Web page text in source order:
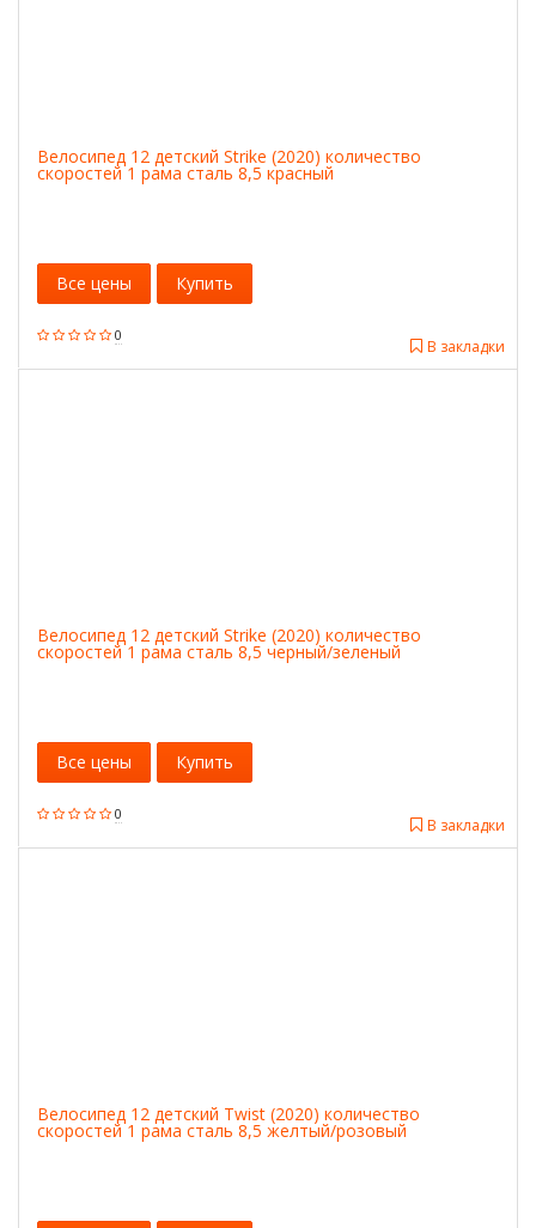
Велосипед 12 детский Strike (2020) количество
скоростей 1 рама сталь 8,5 красный
0
В закладки
Все цены Купить
Велосипед 12 детский Strike (2020) количество
скоростей 1 рама сталь 8,5 черный/зеленый
0
В закладки
Все цены Купить
Велосипед 12 детский Twist (2020) количество
скоростей 1 рама сталь 8,5 желтый/розовый